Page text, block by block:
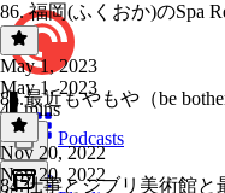
Podcasts
86. 福岡(ふくおか)のSpa
May 1, 2023
May 1, 2023
47 mins
85.最近もやもや（be
Nov 20, 2022
Nov 20, 2022
84.仕事とジブリ美術館と